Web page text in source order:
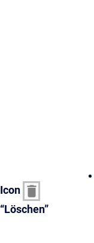
Icon
“Löschen”